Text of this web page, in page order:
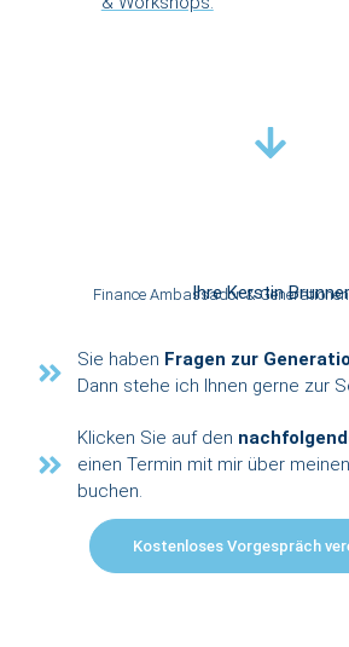
Ihre Kerstin Brunner
Finance Ambassador &
Sie haben Fragen zur
Dann stehe ich Ihnen gerne zur
Klicken Sie auf den
einen Termin mit mir über
buchen.
Kostenloses Vorgespräch